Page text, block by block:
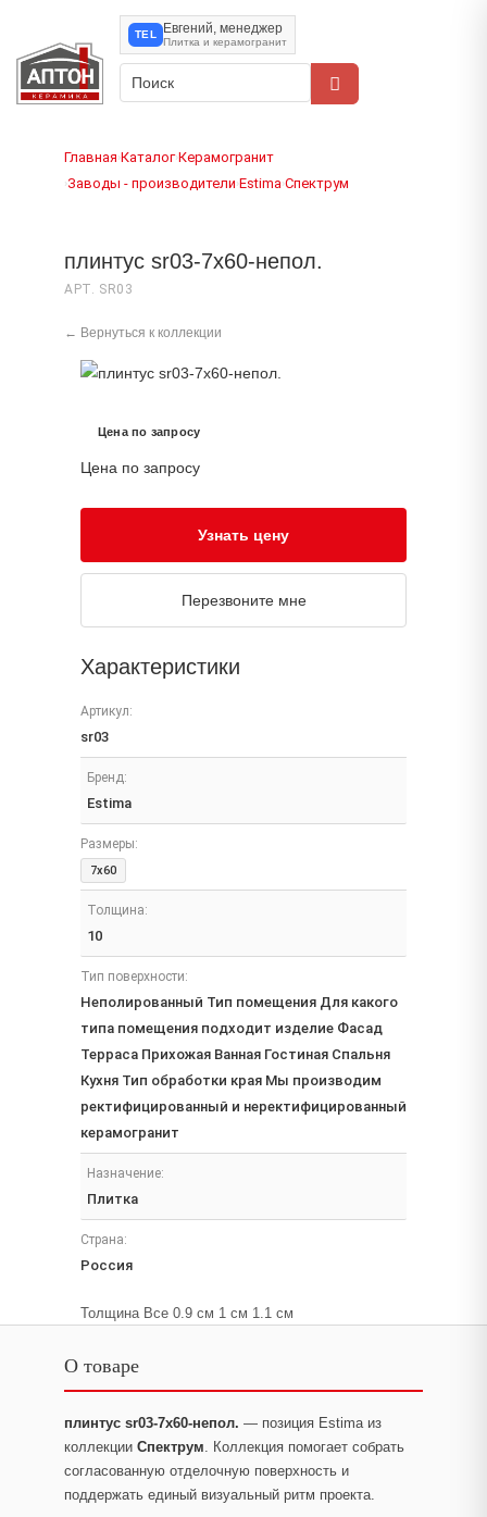
TEL Евгений, менеджер
Плитка и керамогранит
Главная›Каталог›Керамогранит
›Заводы - производители›Estima›Спектрум
плинтус sr03-7x60-непол.
АРТ. SR03
← Вернуться к коллекции
Цена по запросу
Цена по запросу
Узнать цену
Перезвоните мне
Характеристики
Артикул:
sr03
Бренд:
Estima
Размеры:
7x60
Толщина:
10
Тип поверхности:
Неполированный Тип помещения Для какого
типа помещения подходит изделие Фасад
Терраса Прихожая Ванная Гостиная Спальня
Кухня Тип обработки края Мы производим
ректифицированный и неректифицированный
керамогранит
Назначение:
Плитка
Страна:
Россия
Толщина Все 0.9 см 1 см 1.1 см
О товаре
плинтус sr03-7x60-непол. — позиция Estima из
коллекции Спектрум. Коллекция помогает собрать
согласованную отделочную поверхность и
поддержать единый визуальный ритм проекта.